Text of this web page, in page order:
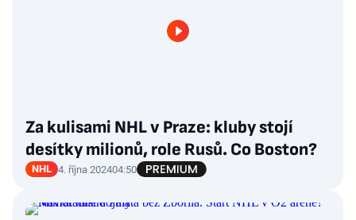
Za kulisami NHL v Praze: kluby stojí
desítky milionů, role Rusů. Co Boston?
NHL 4. října 202404:50